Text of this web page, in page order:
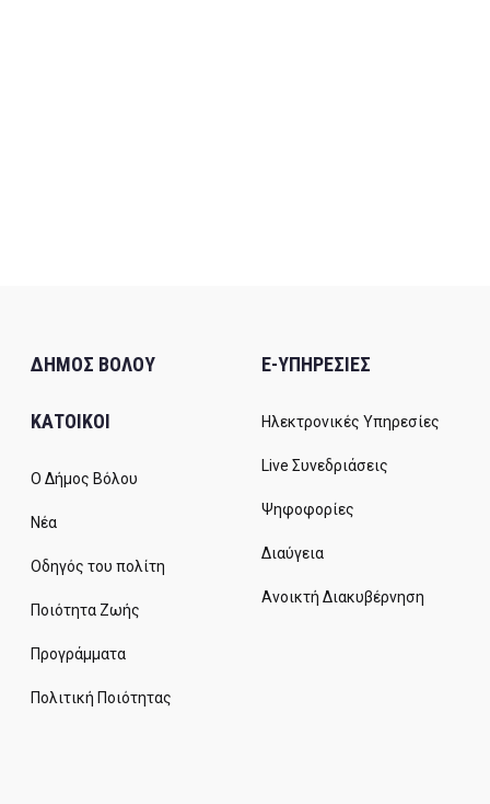
ΔΗΜΟΣ ΒΟΛΟΥ
ΚΑΤΟΙΚΟΙ
Ο Δήμος Βόλου
Νέα
Οδηγός του πολίτη
Ποιότητα Ζωής
Προγράμματα
Πολιτική Ποιότητας
E-ΥΠΗΡΕΣΙΕΣ
Ηλεκτρονικές Υπηρεσίες
Live Συνεδριάσεις
Ψηφοφορίες
Διαύγεια
Ανοικτή Διακυβέρνηση